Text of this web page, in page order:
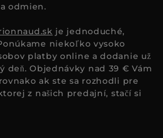
odmien.
je jednoduché,
niekoľko vysoko
platby online a dodanie už
deň. Objednávky nad 39 € Vám
ak ste sa rozhodli pre
z našich predajní, stačí si